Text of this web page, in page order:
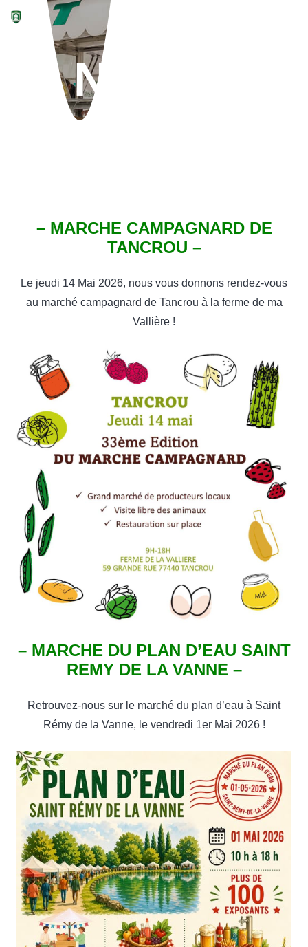
NOTRE
ACTUALITÉ
– MARCHE CAMPAGNARD DE
TANCROU –
Le jeudi 14 Mai 2026, nous vous donnons rendez-vous
au marché campagnard de Tancrou à la ferme de ma
Vallière !
– MARCHE DU PLAN D’EAU SAINT
REMY DE LA VANNE –
Retrouvez-nous sur le marché du plan d’eau à Saint
Rémy de la Vanne, le vendredi 1er Mai 2026 !